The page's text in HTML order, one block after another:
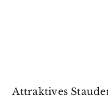
Attraktives